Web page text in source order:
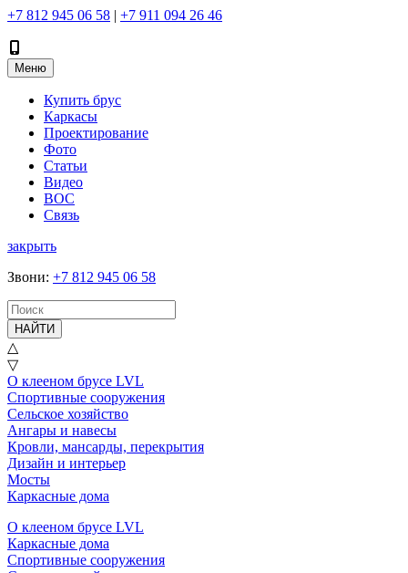
+7 812 945 06 58 | +7 911 094 26 46
Меню
Купить брус
Каркасы
Проектирование
Фото
Статьи
Видео
ВОС
Связь
закрыть
Звони: +7 812 945 06 58
НАЙТИ
△
▽
О клееном брусе LVL
Спортивные сооружения
Сельское хозяйство
Ангары и навесы
Кровли, мансарды, перекрытия
Дизайн и интерьер
Мосты
Каркасные дома
О клееном брусе LVL
Каркасные дома
Спортивные сооружения